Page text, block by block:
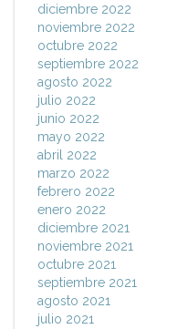
diciembre 2022
noviembre 2022
octubre 2022
septiembre 2022
agosto 2022
julio 2022
junio 2022
mayo 2022
abril 2022
marzo 2022
febrero 2022
enero 2022
diciembre 2021
noviembre 2021
octubre 2021
septiembre 2021
agosto 2021
julio 2021